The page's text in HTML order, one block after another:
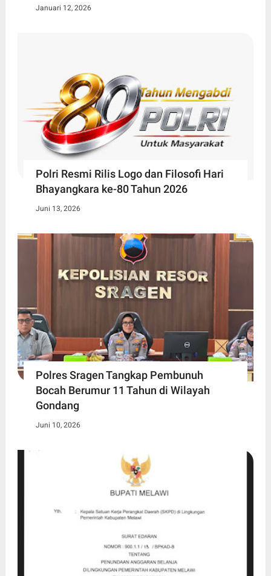
Januari 12, 2026
Polri Resmi Rilis Logo dan Filosofi Hari
Bhayangkara ke-80 Tahun 2026
Juni 13, 2026
Polres Sragen Tangkap Pembunuh
Bocah Berumur 11 Tahun di Wilayah
Gondang
Juni 10, 2026